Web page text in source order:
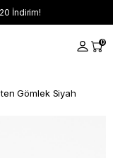
İndirim!
0
Gömlek Siyah